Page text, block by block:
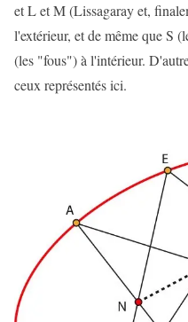
et L et M (Lissagaray et,
l'extérieur, et de même que S
(les "fous") à l'intérieur.
ceux représentés ici.